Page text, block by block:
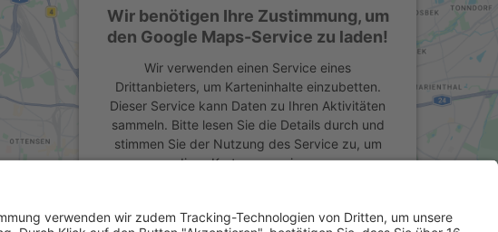
Wir benötigen Ihre Zustimmung, um
den Google Maps-Service zu laden!
Wir verwenden einen Service eines
Drittanbieters, um Karteninhalte einzubetten.
Dieser Service kann Daten zu Ihren Aktivitäten
sammeln. Bitte lesen Sie die Details durch und
stimmen Sie der Nutzung des Service zu, um
diese Karte anzuzeigen.
Mehr Informationen